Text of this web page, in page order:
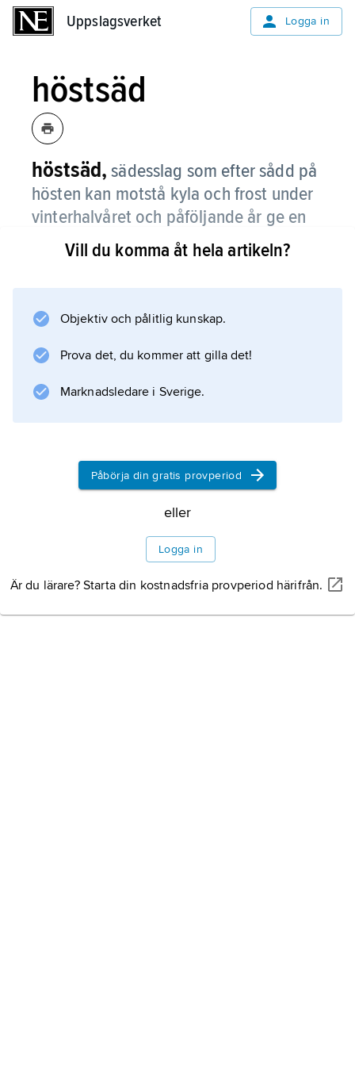
Uppslagsverket Logga in
höstsäd
höstsäd, sädesslag som efter sådd på
hösten kan motstå kyla och frost under
vinterhalvåret och påföljande år ge en
godtagbar kärnskörd.
Vill du komma åt hela artikeln?
Objektiv och pålitlig kunskap.
Prova det, du kommer att gilla det!
Marknadsledare i Sverige.
Påbörja din gratis provperiod
eller
Logga in
Är du lärare? Starta din kostnadsfria provperiod härifrån.